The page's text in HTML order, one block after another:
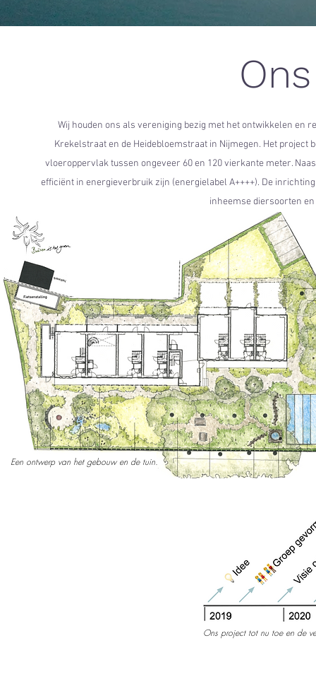
Wij houden ons als vereniging bezig met het ontwikkelen en
Krekelstraat en de Heidebloemstraat in Nijmegen. Het
vloeroppervlak tussen ongeveer 60 en 120 vierkante meter.
efficiënt in energieverbruik zijn (energielabel A++++). De
inheemse diersoorten
Een ontwerp van het gebouw en de tuin.
Ons project tot nu toe en de